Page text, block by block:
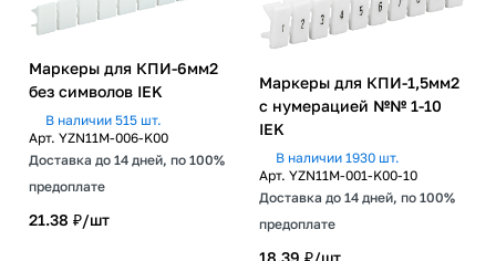
Маркеры для КПИ-6мм2
без символов IEK
В наличии 515 шт.
Арт. YZN11M-006-K00
Доставка до 14 дней, по 100%
предоплате
21.38 ₽/шт
Маркеры для КПИ-1,5мм2
с нумерацией №№ 1-10
IEK
В наличии 1930 шт.
Арт. YZN11M-001-K00-10
Доставка до 14 дней, по 100%
предоплате
18.39 ₽/шт